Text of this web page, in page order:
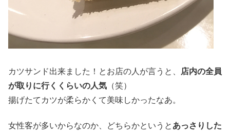
カツサンド出来ました！とお店の人が言うと、
店内の全員
が取りに行くくらいの人気 （笑）
揚げたてカツが柔らかくて美味しかったなあ。
女性客が多いからなのか、どちらかというと あっさりした